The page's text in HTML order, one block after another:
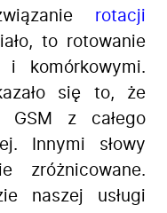
rotacji
to rotowanie
i komórkowymi.
się to, że
GSM z całego
Innymi słowy
zróżnicowane.
naszej usługi